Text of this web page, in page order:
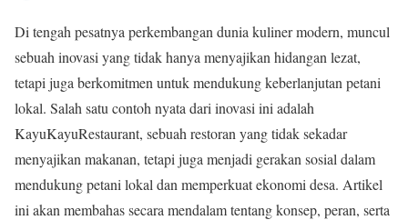
Di tengah pesatnya perkembangan dunia kuliner modern, muncul
sebuah inovasi yang tidak hanya menyajikan hidangan lezat,
tetapi juga berkomitmen untuk mendukung keberlanjutan petani
lokal. Salah satu contoh nyata dari inovasi ini adalah
KayuKayuRestaurant, sebuah restoran yang tidak sekadar
menyajikan makanan, tetapi juga menjadi gerakan sosial dalam
mendukung petani lokal dan memperkuat ekonomi desa. Artikel
ini akan membahas secara mendalam tentang konsep, peran, serta